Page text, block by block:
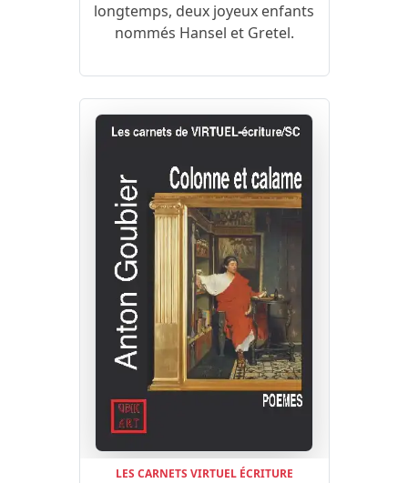
longtemps, deux joyeux enfants
nommés Hansel et Gretel.
LES CARNETS VIRTUEL ÉCRITURE